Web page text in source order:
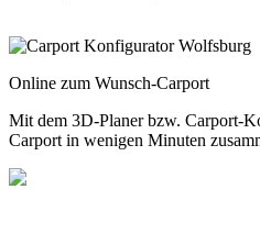
Online zum Wunsch-Carport
Mit dem 3D-Planerbzw. Carport-
Carport in wenigen Minuten